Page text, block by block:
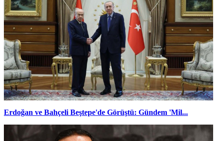
Erdoğan ve Bahçeli Beştepe'de Görüştü: Gündem 'Mil...